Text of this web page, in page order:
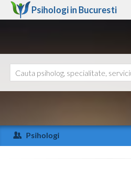
Psihologi in Bucuresti
Arad
Arges
Ajutor
Psihologi